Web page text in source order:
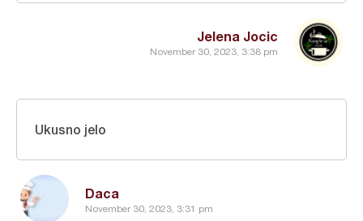
Jelena Jocic
November 30, 2023, 3:38 pm
Daca
November 30, 2023, 3:31 pm
Ukusno jelo